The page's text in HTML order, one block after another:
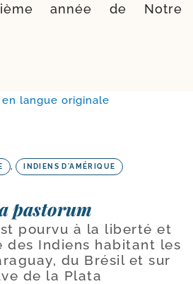
année de Notre
langue originale
, INDIENS D'AMÉRIQUE
pastorum
pourvu à la liberté et
des Indiens habitant les
du Brésil et sur
de la Plata